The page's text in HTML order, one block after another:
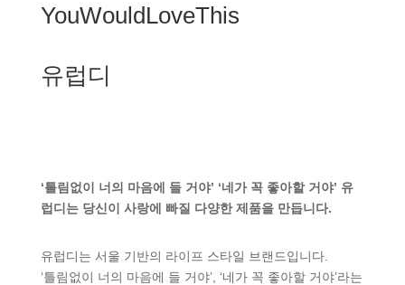
YouWouldLoveThis
유럽디
‘틀림없이 너의 마음에 들 거야’ ‘네가 꼭 좋아할 거야’ 유
럽디는 당신이 사랑에 빠질 다양한 제품을 만듭니다.
유럽디는 서울 기반의 라이프 스타일 브랜드입니다.
‘틀림없이 너의 마음에 들 거야’, ‘네가 꼭 좋아할 거야’라는